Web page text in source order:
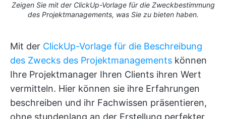
Zeigen Sie mit der ClickUp-Vorlage für die Zweckbestimmung
des Projektmanagements, was Sie zu bieten haben.
Mit der ClickUp-Vorlage für die Beschreibung
des Zwecks des Projektmanagements können
Ihre Projektmanager Ihren Clients ihren Wert
vermitteln. Hier können sie ihre Erfahrungen
beschreiben und ihr Fachwissen präsentieren,
ohne stundenlang an der Erstellung perfekter